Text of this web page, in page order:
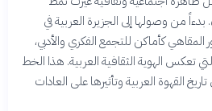
من وصولها إلى الجزيرة العربية في
كأماكن للتجمع الفكري والأدبي،
تعكس الهوية الثقافية العربية. هذا الخط
القهوة العربية وتأثيرها على العادات